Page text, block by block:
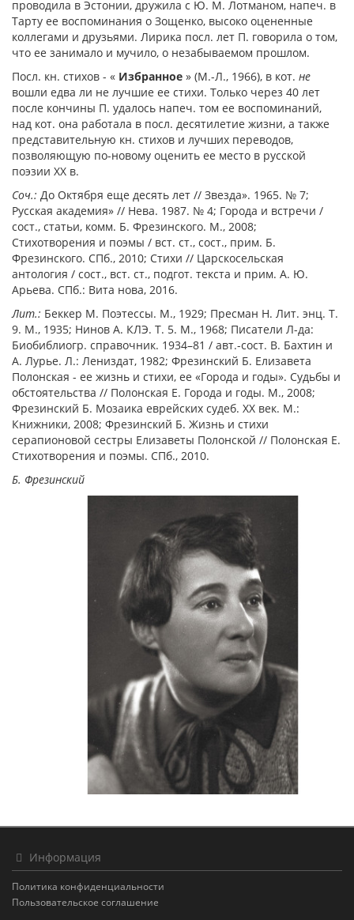
проводила в Эстонии, дружила с Ю. М. Лотманом, напеч. в
Тарту ее воспоминания о Зощенко, высоко оцененные
коллегами и друзьями. Лирика посл. лет П. говорила о том,
что ее занимало и мучило, о незабываемом прошлом.
Посл. кн. стихов - « Избранное » (М.-Л., 1966), в кот. не
вошли едва ли не лучшие ее стихи. Только через 40 лет
после кончины П. удалось напеч. том ее воспоминаний,
над кот. она работала в посл. десятилетие жизни, а также
представительную кн. стихов и лучших переводов,
позволяющую по-новому оценить ее место в русской
поэзии ХХ в.
Соч.: До Октября еще десять лет // Звезда». 1965. № 7;
Русская академия» // Нева. 1987. № 4; Города и встречи /
сост., статьи, комм. Б. Фрезинского. М., 2008;
Стихотворения и поэмы / вст. ст., сост., прим. Б.
Фрезинского. СПб., 2010; Стихи // Царскосельская
антология / сост., вст. ст., подгот. текста и прим. А. Ю.
Арьева. СПб.: Вита нова, 2016.
Лит.: Беккер М. Поэтессы. М., 1929; Пресман Н. Лит. энц. Т.
9. М., 1935; Нинов А. КЛЭ. Т. 5. М., 1968; Писатели Л-да:
Биобиблиогр. справочник. 1934–81 / авт.-сост. В. Бахтин и
А. Лурье. Л.: Лениздат, 1982; Фрезинский Б. Елизавета
Полонская - ее жизнь и стихи, ее «Города и годы». Судьбы и
обстоятельства // Полонская Е. Города и годы. М., 2008;
Фрезинский Б. Мозаика еврейских судеб. ХХ век. М.:
Книжники, 2008; Фрезинский Б. Жизнь и стихи
серапионовой сестры Елизаветы Полонской // Полонская Е.
Стихотворения и поэмы. СПб., 2010.
Б. Фрезинский
Информация
Политика конфиденциальности
Пользовательское соглашение